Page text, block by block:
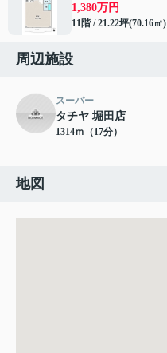
1,380万円
11階 / 21.22坪(70.16㎡)
周辺施設
スーパー
タチヤ 堀田店
1314ｍ（17分）
地図